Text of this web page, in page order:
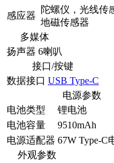
感应器
陀螺仪，光线传
地磁传感器
多媒体
扬声器 6喇叭
接口/按键
数据接口 USB Type-C
电源参数
电池类型
锂电池
电池容量
9510mAh
电源适配器 67W Type-C
外观参数